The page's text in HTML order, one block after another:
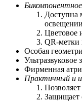
Доступна
Цветовое
QR-метки
Особая
Фирменная
Практичный и
Позволяет
Защищает